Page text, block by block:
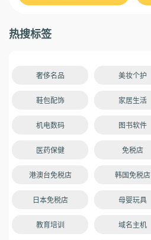
热搜标签
奢侈名品 美妆个护
鞋包配饰 家居生活
机电数码 图书软件
医药保健 免税店
港澳台免税店 韩国免税店
日本免税店 母婴玩具
教育培训 域名主机